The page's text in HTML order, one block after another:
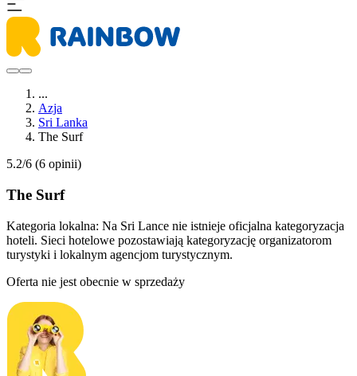
...
Azja
Sri Lanka
The Surf
5.2/6 (6 opinii)
The Surf
Kategoria lokalna: Na Sri Lance nie istnieje oficjalna kategoryzacja
hoteli. Sieci hotelowe pozostawiają kategoryzację organizatorom
turystyki i lokalnym agencjom turystycznym.
Oferta nie jest obecnie w sprzedaży